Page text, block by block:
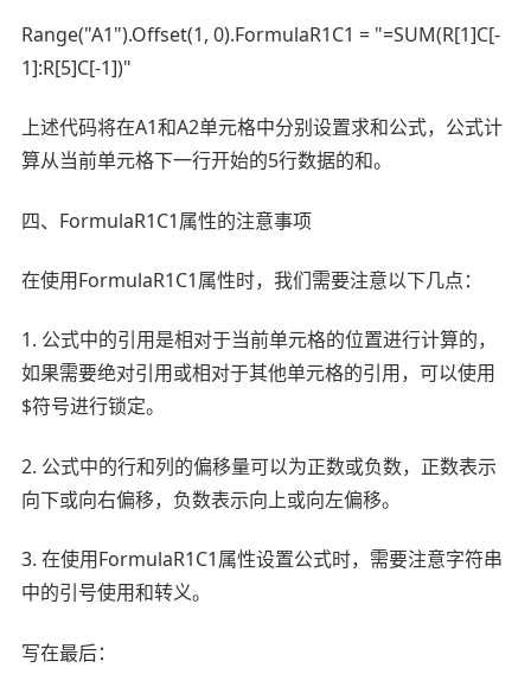
Range("A1").Offset(1, 0).FormulaR1C1 = "=SUM(R[1]C[-
1]:R[5]C[-1])"
上述代码将在A1和A2单元格中分别设置求和公式，公式计
算从当前单元格下一行开始的5行数据的和。
四、FormulaR1C1属性的注意事项
在使用FormulaR1C1属性时，我们需要注意以下几点：
1. 公式中的引用是相对于当前单元格的位置进行计算的，
如果需要绝对引用或相对于其他单元格的引用，可以使用
$符号进行锁定。
2. 公式中的行和列的偏移量可以为正数或负数，正数表示
向下或向右偏移，负数表示向上或向左偏移。
3. 在使用FormulaR1C1属性设置公式时，需要注意字符串
中的引号使用和转义。
写在最后：